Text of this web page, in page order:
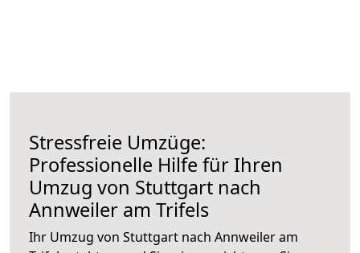
Stressfreie Umzüge:
Professionelle Hilfe für Ihren
Umzug von Stuttgart nach
Annweiler am Trifels
Ihr Umzug von Stuttgart nach Annweiler am